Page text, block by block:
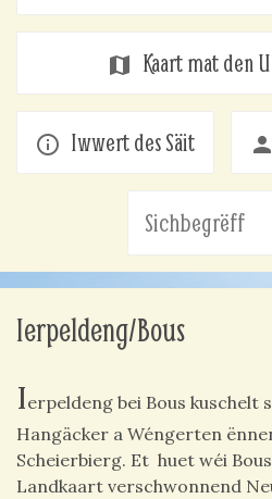
map Kaart mat den
info_outline Iwwert des Säit person
Ierpeldeng/Bous
Ierpeldeng bei Bous kuschelt
Hangäcker a Wéngerten
Scheierbierg. Et huet wéi
Landkaart verschwonnend